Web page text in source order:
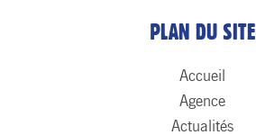
PLAN DU SITE
Accueil
Agence
Actualités